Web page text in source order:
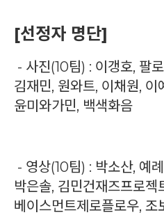
[선정자 명단]
- 사진(10팀) : 이갱호, 팔
김재민, 원와트, 이채원, 이
윤미와가민, 백색화음
- 영상(10팀) : 박소산, 예
박은솔, 김민건재즈프로젝
베이스먼트제로플로우, 조